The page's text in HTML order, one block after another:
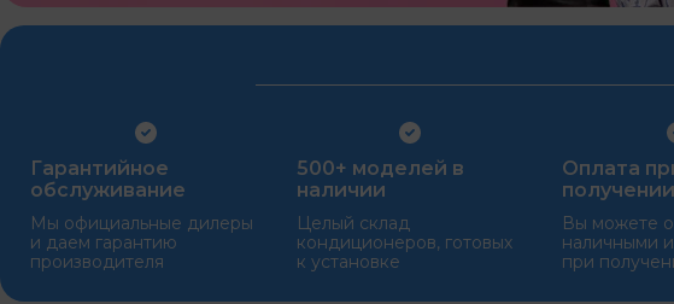
Гарантийное
обслуживание
Мы официальные дилеры
и даем гарантию
производителя
500+ моделей в
наличии
Целый склад
кондиционеров, готовых
к установке
Оплата
получении
Вы можете
наличными
при